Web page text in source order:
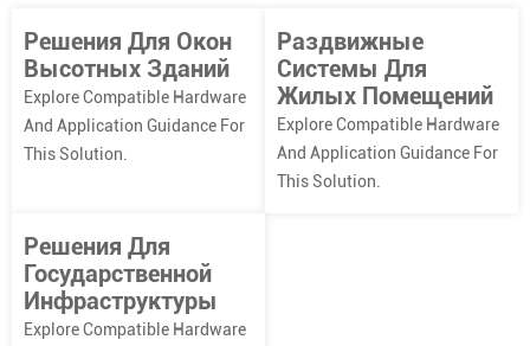
Решения Для Окон
Высотных Зданий
Explore Compatible Hardware
And Application Guidance For
This Solution.
Раздвижные
Системы Для
Жилых Помещений
Explore Compatible Hardware
And Application Guidance For
This Solution.
Решения Для
Государственной
Инфраструктуры
Explore Compatible Hardware